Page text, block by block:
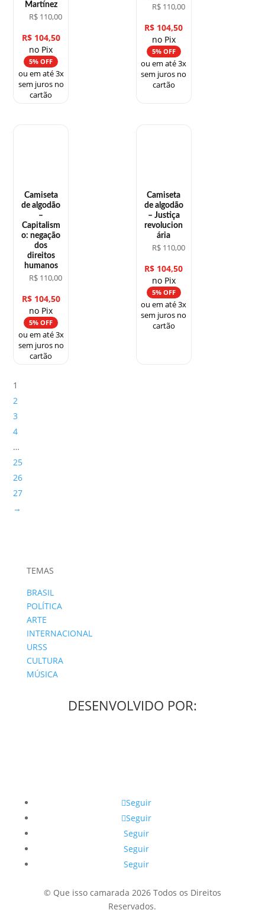
Martínez
R$ 110,00
R$104,50
no Pix
5% OFF
ou em até 3x
sem juros no
cartão
R$110,00
R$ 104,50
no Pix
5% OFF
ou em até 3x
sem juros no
cartão
Camiseta
de algodão
–
Capitalism
o: negação
dos
direitos
humanos
R$ 110,00
R$104,50
no Pix
5% OFF
ou em até 3x
sem juros no
cartão
Camiseta
de algodão
– Justiça
revolucion
ária
R$110,00
R$ 104,50
no Pix
5% OFF
ou em até 3x
sem juros no
cartão
1
2
3
4
…
25
26
27
→
TEMAS
BRASIL
POLÍTICA
ARTE
INTERNACIONAL
URSS
CULTURA
MÚSICA
DESENVOLVIDO POR:
Seguir
Seguir
Seguir
Seguir
Seguir
© Que isso camarada 2026 Todos os Direitos
Reservados.